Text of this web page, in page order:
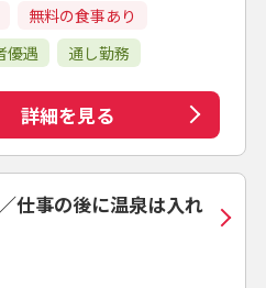
無料の食事あり
優遇 通し勤務
詳細を見る
仕事の後に温泉は入れ